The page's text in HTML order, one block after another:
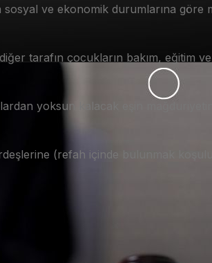
ve ekonomik durumlarına göre
tarafın çocukların bakım, eğitim
yoksun kalacak eşin
(refah içinde bulunmak